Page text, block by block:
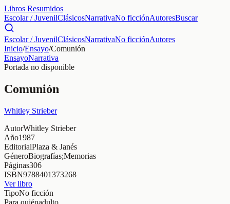
Libros Resumidos
Escolar / JuvenilClásicosNarrativaNo ficciónAutoresBuscar
Escolar / JuvenilClásicosNarrativaNo ficciónAutores
Inicio/Ensayo/Comunión
EnsayoNarrativa
Portada no disponible
Comunión
Whitley Strieber
AutorWhitley Strieber
Año1987
EditorialPlaza & Janés
GéneroBiografías;Memorias
Páginas306
ISBN9788401373268
Ver libro
TipoNo ficción
Para quiénadulto